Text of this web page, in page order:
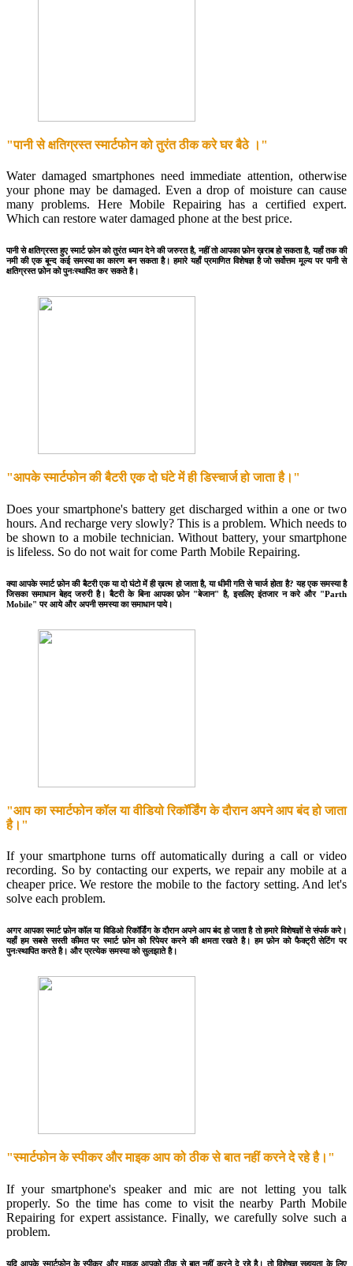
"पानी से क्षतिग्रस्त स्मार्टफोन को तुरंत ठीक करे घर बैठे ।"
Water damaged smartphones need immediate attention, otherwise
your phone may be damaged. Even a drop of moisture can cause
many problems. Here Mobile Repairing has a certified expert.
Which can restore water damaged phone at the best price.
पानी से क्षतिग्रस्त हुए स्मार्ट फ़ोन को तुरंत ध्यान देने की जरुरत है, नहीं तो आपका फ़ोन ख़राब हो सकता है, यहाँ तक की
नमी की एक बून्द कई समस्या का कारण बन सकता है। हमारे यहाँ प्रमाणित विशेषज्ञ है जो सर्वोत्तम मूल्य पर पानी से
क्षतिग्रस्त फ़ोन को पुनःस्थापित कर सकते है।
"आपके स्मार्टफोन की बैटरी एक दो घंटे में ही डिस्चार्ज हो जाता है।"
Does your smartphone's battery get discharged within a one or two
hours. And recharge very slowly? This is a problem. Which needs to
be shown to a mobile technician. Without battery, your smartphone
is lifeless. So do not wait for come Parth Mobile Repairing.
क्या आपके स्मार्ट फ़ोन की बैटरी एक या दो घंटो में ही ख़त्म हो जाता है, या धीमी गति से चार्ज होता है? यह एक समस्या है
जिसका समाधान बेहद जरुरी है। बैटरी के बिना आपका फ़ोन "बेजान" है, इसलिए इंतजार न करे और "Parth
Mobile" पर आये और अपनी समस्या का समाधान पाये।
"आप का स्मार्टफोन कॉल या वीडियो रिकॉर्डिंग के दौरान अपने आप बंद हो जाता
है।"
If your smartphone turns off automatically during a call or video
recording. So by contacting our experts, we repair any mobile at a
cheaper price. We restore the mobile to the factory setting. And let's
solve each problem.
अगर आपका स्मार्ट फ़ोन कॉल या विडिओ रिकॉर्डिंग के दौरान अपने आप बंद हो जाता है तो हमारे विशेषज्ञों से संपर्क करे।
यहाँ हम सबसे सस्ती कीमत पर स्मार्ट फ़ोन को रिपेयर करने की क्षमता रखते है। हम फ़ोन को फैक्ट्री सेटिंग पर
पुनःस्थापित करते है। और प्रत्येक समस्या को सुलझाते है।
"स्मार्टफोन के स्पीकर और माइक आप को ठीक से बात नहीं करने दे रहे है।"
If your smartphone's speaker and mic are not letting you talk
properly. So the time has come to visit the nearby Parth Mobile
Repairing for expert assistance. Finally, we carefully solve such a
problem.
यदि आपके स्मार्टफोन के स्पीकर और माइक आपको ठीक से बात नहीं करने दे रहे है। तो विशेषज्ञ सहायता के लिए